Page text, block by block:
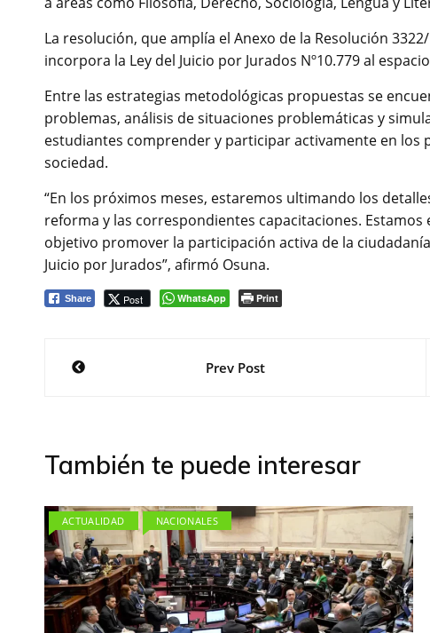
La resolución, que amplía el Anexo de la Resolución
incorpora la Ley del Juicio por Jurados Nº10.779 al
Entre las estrategias metodológicas propuestas se
problemas, análisis de situaciones problemáticas y
estudiantes comprender y participar activamente en los
sociedad.
“En los próximos meses, estaremos ultimando los
reforma y las correspondientes capacitaciones.
objetivo promover la participación activa de la
Juicio por Jurados”, afirmó Osuna.
Share Post WhatsApp Print
NavegaciónPrev Post
También te puede interesar
ACTUALIDAD NACIONALES